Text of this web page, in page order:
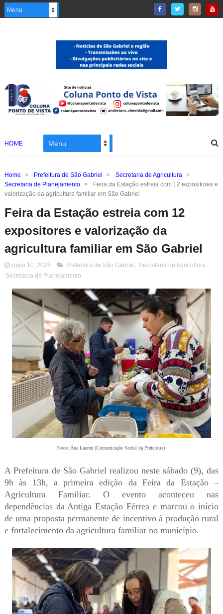
HOME
Home > Prefeitura de São Gabriel > Secretaria de Agricultura >
Secretaria de Planejamento >
Feira da Estação estreia com 12 expositores e
valorização da agricultura familiar em São Gabriel
Feira da Estação estreia com 12
expositores e valorização da
agricultura familiar em São Gabriel
maio 10, 2026 Prefeitura de São Gabriel , Secretaria de Agricultura,
Secretaria de Planejamento
Fotos: Ana Lauren (Comunicação Social da Prefeitura)
A Prefeitura de São Gabriel realizou neste sábado (9), das
9h às 13h, a primeira edição da Feira da Estação –
Agricultura Familiar. O evento aconteceu nas
dependências da Antiga Estação Férrea e marcou o início
de uma proposta permanente de incentivo à produção rural
e fortalecimento da agricultura familiar no município.